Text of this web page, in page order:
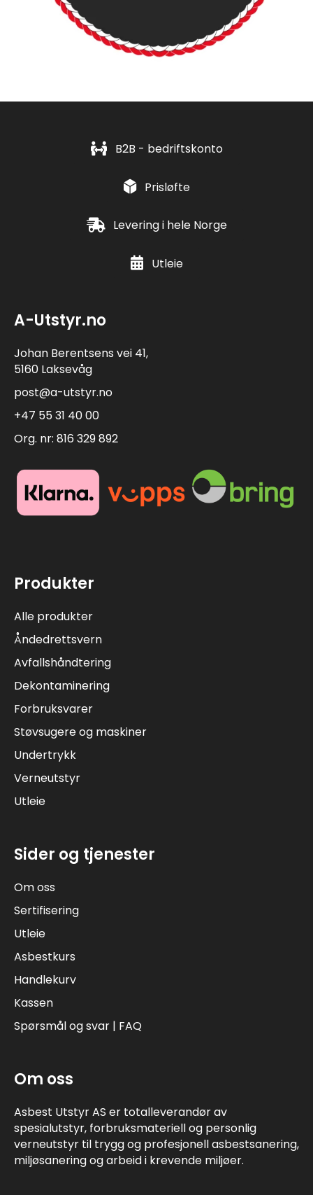
B2B - bedriftskonto
Prisløfte
Levering i hele Norge
Utleie
A-Utstyr.no
Johan Berentsens vei 41,
5160 Laksevåg
post@a-utstyr.no
+47 55 31 40 00
Org. nr: 816 329 892
Produkter
Alle produkter
Åndedrettsvern
Avfallshåndtering
Dekontaminering
Forbruksvarer
Støvsugere og maskiner
Undertrykk
Verneutstyr
Utleie
Sider og tjenester
Om oss
Sertifisering
Utleie
Asbestkurs
Handlekurv
Kassen
Spørsmål og svar | FAQ
Om oss
Asbest Utstyr AS er totalleverandør av
spesialutstyr, forbruksmateriell og personlig
verneutstyr til trygg og profesjonell asbestsanering,
miljøsanering og arbeid i krevende miljøer.